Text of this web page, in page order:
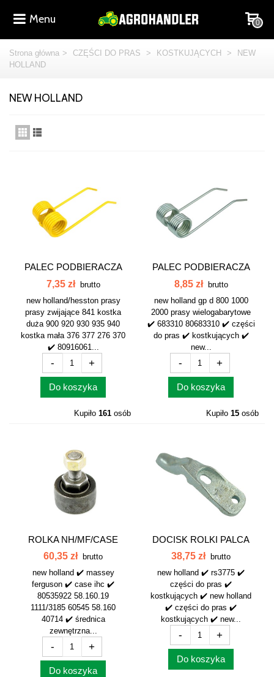
Menu 0
Strona główna > CZĘŚCI DO PRAS > KOSTKUJĄCYCH >
NEW
HOLLAND
NEW HOLLAND
PALEC PODBIERACZA
NEW HOLLAND...
7,35 zł
brutto
new holland/hesston prasy
prasy zwijające 841 kostka
duża 900 920 930 935 940
kostka mała 376 377 276 370
✔️ 80916061...
- +
Do koszyka
Kupiło 161 osób
PALEC PODBIERACZA
NEW HOLLAND...
8,85 zł
brutto
new holland gp d 800 1000
2000 prasy wielogabarytowe
✔️ 683310 80683310 ✔️ części
do pras ✔️ kostkujących ✔️
new...
- +
Do koszyka
Kupiło 15 osób
ROLKA NH/MF/CASE
80535922...
60,35 zł
brutto
new holland ✔️ massey
ferguson ✔️ case ihc ✔️
80535922 58.160.19
1111/3185 60545 58.160
40714 ✔️ średnica
zewnętrzna...
- +
Do koszyka
DOCISK ROLKI PALCA
NEW HOLLAND...
38,75 zł
brutto
new holland ✔️ rs3775 ✔️
części do pras ✔️
kostkujących ✔️ new holland
✔️ części do pras ✔️
kostkujących ✔️ new...
- +
Do koszyka